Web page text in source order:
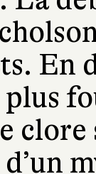
En
clore